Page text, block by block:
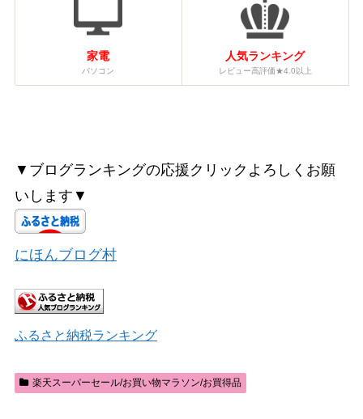
家電
パソコン
人気ランキング
レビュー高評価★4.0以上
▼ブログランキングの応援クリックよろしくお願
いします▼
にほんブログ村
ふるさと納税ランキング
楽天スーパーセール/お買い物マラソン/お買得品